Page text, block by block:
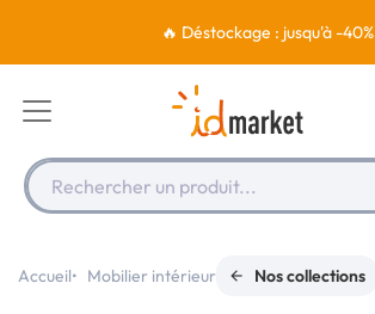
🔥 Déstockage : jusqu'à -40%
Rechercher un produit...
Accueil Mobilier intérieur Nos collections